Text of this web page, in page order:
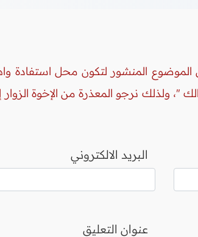
المنشور لتكون محل استفادة
"، ولذلك نرجو المعذرة من الإخوة
البريد الالكتروني
عنوان التعليق